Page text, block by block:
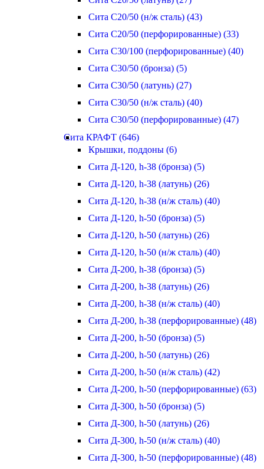
Сита С20/50 (н/ж сталь) (43)
Сита С20/50 (перфорированные) (33)
Сита С30/100 (перфорированные) (40)
Сита С30/50 (бронза) (5)
Сита С30/50 (латунь) (27)
Сита С30/50 (н/ж сталь) (40)
Сита С30/50 (перфорированные) (47)
Сита КРАФТ (646)
Крышки, поддоны (6)
Сита Д-120, h-38 (бронза) (5)
Сита Д-120, h-38 (латунь) (26)
Сита Д-120, h-38 (н/ж сталь) (40)
Сита Д-120, h-50 (бронза) (5)
Сита Д-120, h-50 (латунь) (26)
Сита Д-120, h-50 (н/ж сталь) (40)
Сита Д-200, h-38 (бронза) (5)
Сита Д-200, h-38 (латунь) (26)
Сита Д-200, h-38 (н/ж сталь) (40)
Сита Д-200, h-38 (перфорированные) (48)
Сита Д-200, h-50 (бронза) (5)
Сита Д-200, h-50 (латунь) (26)
Сита Д-200, h-50 (н/ж сталь) (42)
Сита Д-200, h-50 (перфорированные) (63)
Сита Д-300, h-50 (бронза) (5)
Сита Д-300, h-50 (латунь) (26)
Сита Д-300, h-50 (н/ж сталь) (40)
Сита Д-300, h-50 (перфорированные) (48)